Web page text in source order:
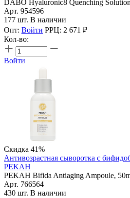
DABO Hyaluronic8 Quenching
Арт. 954596
177 шт. В наличии
Опт: Войти РРЦ: 2 671 ₽
Кол-во:
Войти
Скидка 41%
Антивозрастная сыворотка с
PEKAH
PEKAH Bifida Antiaging Ampoule,
Арт. 766564
430 шт. В наличии